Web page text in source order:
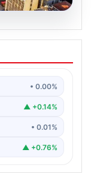
basketbol…
• 0.00%
▲ +0.14%
• 0.01%
▲ +0.76%